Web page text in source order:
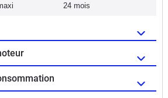
24 mois